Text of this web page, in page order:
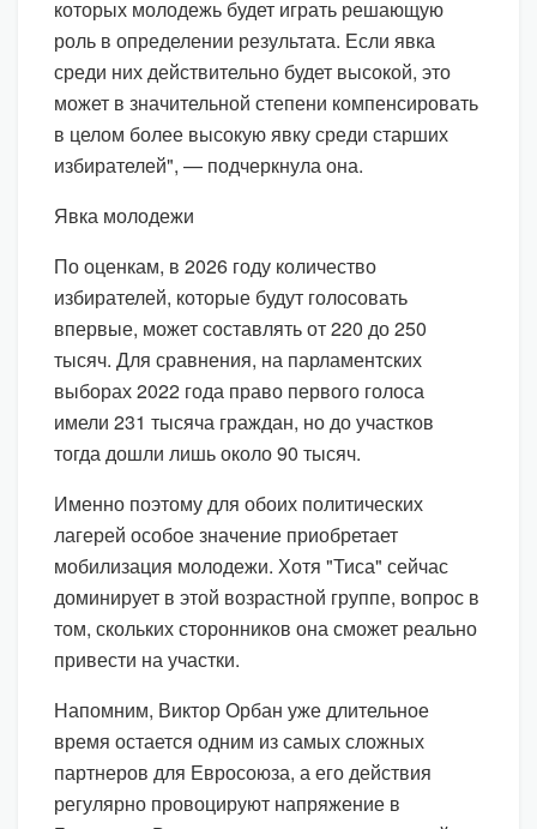
которых молодежь будет играть решающую
роль в определении результата. Если явка
среди них действительно будет высокой, это
может в значительной степени компенсировать
в целом более высокую явку среди старших
избирателей", — подчеркнула она.
Явка молодежи
По оценкам, в 2026 году количество
избирателей, которые будут голосовать
впервые, может составлять от 220 до 250
тысяч. Для сравнения, на парламентских
выборах 2022 года право первого голоса
имели 231 тысяча граждан, но до участков
тогда дошли лишь около 90 тысяч.
Именно поэтому для обоих политических
лагерей особое значение приобретает
мобилизация молодежи. Хотя "Тиса" сейчас
доминирует в этой возрастной группе, вопрос в
том, скольких сторонников она сможет реально
привести на участки.
Напомним, Виктор Орбан уже длительное
время остается одним из самых сложных
партнеров для Евросоюза, а его действия
регулярно провоцируют напряжение в